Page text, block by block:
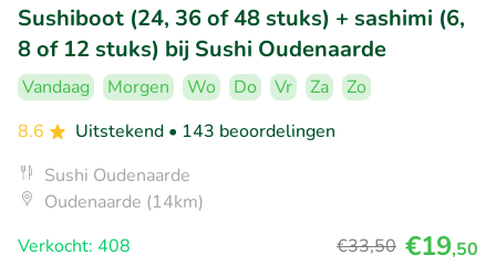
Sushiboot (24, 36 of 48 stuks) + sashimi (6,
8 of 12 stuks) bij Sushi Oudenaarde
Vandaag Morgen Wo Do Vr Za
Zo
8.6
Uitstekend • 143 beoordelingen
Sushi Oudenaarde
Oudenaarde (14km)
Verkocht: 408
€33,50 €19,50